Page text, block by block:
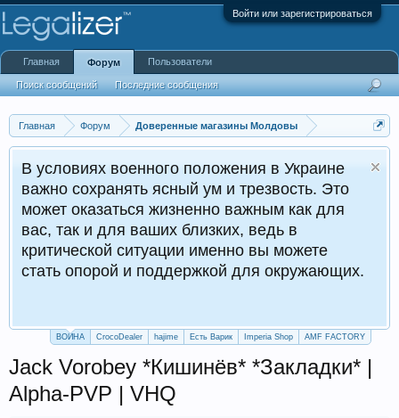
Войти или зарегистрироваться
Главная Форум Доверенные магазины Молдовы
В условиях военного положения в Украине
важно сохранять ясный ум и трезвость. Это
может оказаться жизненно важным как для
вас, так и для ваших близких, ведь в
критической ситуации именно вы можете
стать опорой и поддержкой для окружающих.
ВОЙНА CrocoDealer hajime Есть Варик Imperia Shop AMF FACTORY
Jack Vorobey *Кишинёв* *Закладки* |
Alpha-PVP | VHQ
Главная Форум
Поиск сообщений Последние сообщения
Пользователи